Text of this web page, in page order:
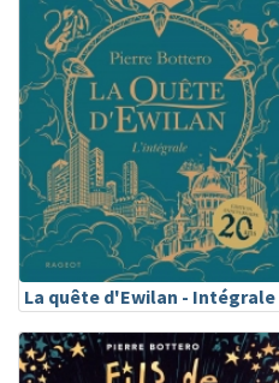
La quête d'Ewilan -